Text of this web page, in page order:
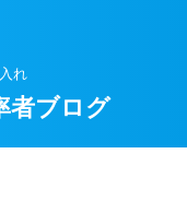
れ
者ブログ